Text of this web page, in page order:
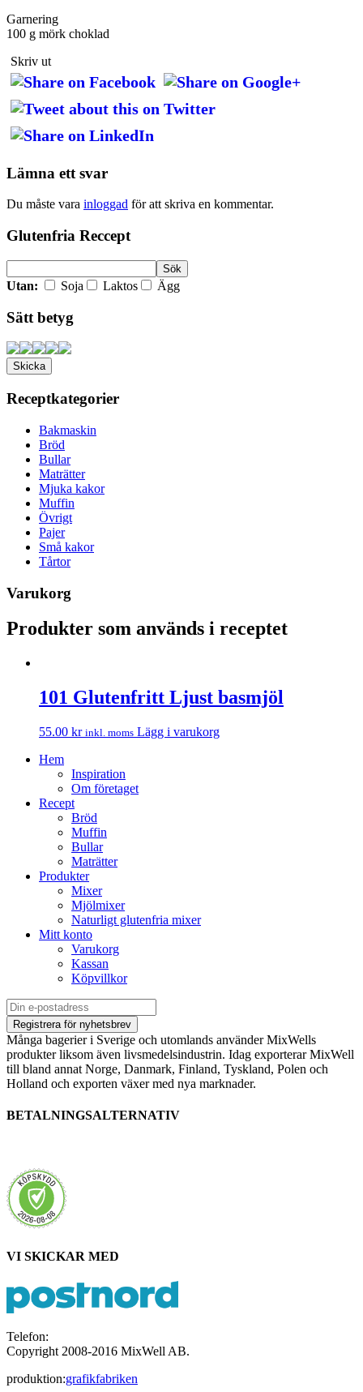
Garnering
100 g mörk choklad
Skriv ut
Lämna ett svar
Du måste vara inloggad för att skriva en kommentar.
Glutenfria Reccept
Utan: Soja Laktos Ägg
Sätt betyg
Receptkategorier
Bakmaskin
Bröd
Bullar
Maträtter
Mjuka kakor
Muffin
Övrigt
Pajer
Små kakor
Tårtor
Varukorg
Produkter som används i receptet
101 Glutenfritt Ljust basmjöl
55.00 kr inkl. moms Lägg i varukorg
Hem
Inspiration
Om företaget
Recept
Bröd
Muffin
Bullar
Maträtter
Produkter
Mixer
Mjölmixer
Naturligt glutenfria mixer
Mitt konto
Varukorg
Kassan
Köpvillkor
Många bagerier i Sverige och utomlands använder MixWells
produkter liksom även livsmedelsindustrin. Idag exporterar MixWell
till bland annat Norge, Danmark, Finland, Tyskland, Polen och
Holland och exporten växer med nya marknader.
BETALNINGSALTERNATIV
VI SKICKAR MED
Telefon:
Copyright 2008-2016 MixWell AB.
produktion:grafikfabriken